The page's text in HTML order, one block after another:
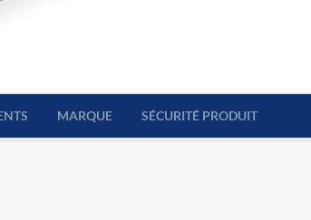
MARQUE SÉCURITÉ PRODUIT